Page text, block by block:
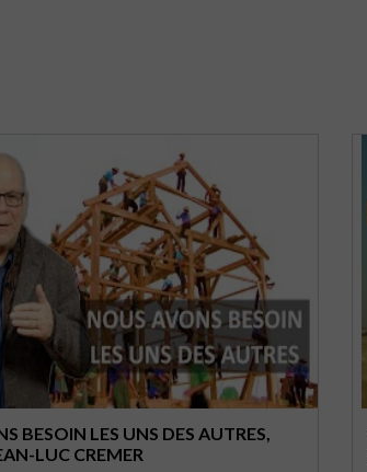
BESOIN LES UNS DES AUTRES,
DE JEAN-LUC CREMER